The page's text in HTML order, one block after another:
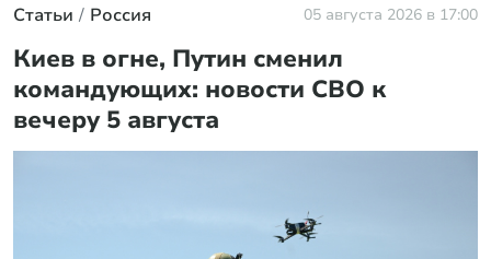
Статьи Россия 05 августа 2026 в 17:00
Киев в огне, Путин сменил
командующих: новости СВО к
вечеру 5 августа